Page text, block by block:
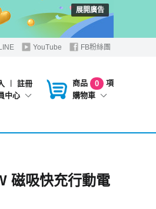
展開廣告
YouTube FB粉絲團
︱
註冊
中心
商品 0
項
購物車
磁吸快充行動電